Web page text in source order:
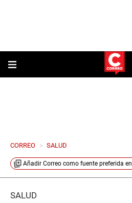
CORREO > SALUD
Añadir Correo como fuente preferida en
SALUD